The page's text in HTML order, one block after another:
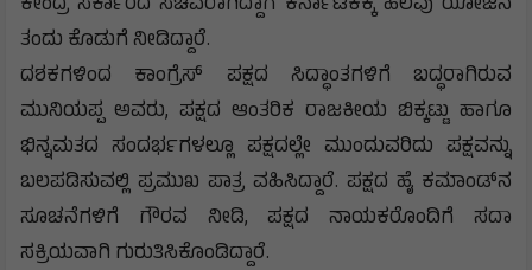
ತಂದು ಕೊಡುಗೆ ನೀಡಿದ್ದಾರೆ.
ದಶಕಗಳಿಂದ ಕಾಂಗ್ರೆಸ್ ಪಕ್ಷದ ಸಿದ್ಧಾಂತಗಳಿಗೆ ಬದ್ಧರಾಗಿರುವ
ಮುನಿಯಪ್ಪ ಅವರು, ಪಕ್ಷದ ಆಂತರಿಕ ರಾಜಕೀಯ ಬಿಕ್ಕಟ್ಟು ಹಾಗೂ
ಭಿನ್ನಮತದ ಸಂದರ್ಭಗಳಲ್ಲೂ ಪಕ್ಷದಲ್ಲೇ ಮುಂದುವರಿದು ಪಕ್ಷವನ್ನು
ಬಲಪಡಿಸುವಲ್ಲಿ ಪ್ರಮುಖ ಪಾತ್ರ ವಹಿಸಿದ್ದಾರೆ. ಪಕ್ಷದ ಹೈ ಕಮಾಂಡ್‌ನ
ಸೂಚನೆಗಳಿಗೆ ಗೌರವ ನೀಡಿ, ಪಕ್ಷದ ನಾಯಕರೊಂದಿಗೆ ಸದಾ
ಸಕ್ರಿಯವಾಗಿ ಗುರುತಿಸಿಕೊಂಡಿದ್ದಾರೆ.